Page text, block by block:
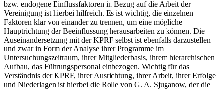
bzw. endogene Einflussfaktoren in Bezug auf die Arbeit der
Vereinigung ist hierbei hilfreich. Es ist wichtig, die einzelnen
Faktoren klar von einander zu trennen, um eine mögliche
Hauptrichtung der Beeinflussung herausarbeiten zu können. Die
Auseinandersetzung mit der KPRF selbst ist ebenfalls darzustellen
und zwar in Form der Analyse ihrer Programme im
Untersuchungszeitraum, ihrer Mitgliederbasis, ihrem hierarchischen
Aufbau, das Führungspersonal einbezogen. Wichtig für das
Verständnis der KPRF, ihrer Ausrichtung, ihrer Arbeit, ihrer Erfolge
und Niederlagen ist hierbei die Rolle von G. A. Sjuganow, der die